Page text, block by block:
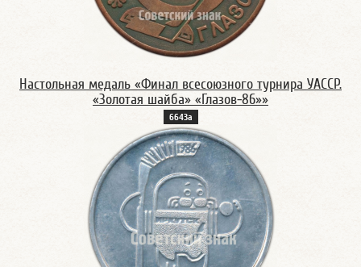
Настольная медаль «Финал всесоюзного турнира УАССР.
«Золотая шайба» «Глазов-86»»
6643а